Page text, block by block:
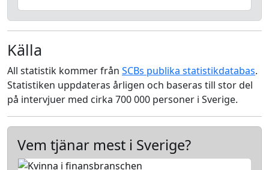
Källa
All statistik kommer från SCBs publika statistikdatabas.
Statistiken uppdateras årligen och baseras till stor del
på intervjuer med cirka 700 000 personer i Sverige.
Vem tjänar mest i Sverige?